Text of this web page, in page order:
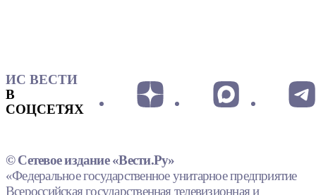
ИС ВЕСТИ
В
СОЦСЕТЯХ
© Сетевое издание «Вести.Ру»
«Федеральное государственное унитарное предприятие
Всероссийская государственная телевизионная и